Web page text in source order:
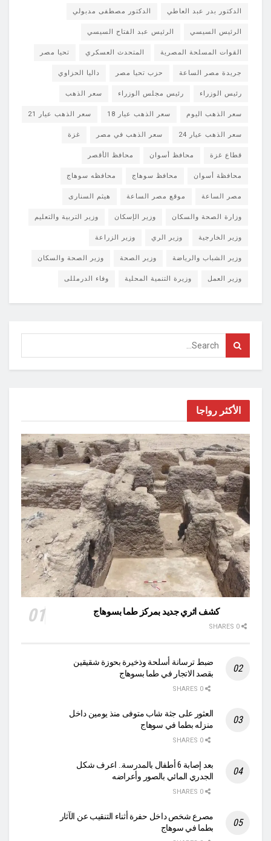
الدكتور بدر عبد العاطي الدكتور مصطفى مدبولي
الرئيس السيسي الرئيس عبد الفتاح السيسي
القوات المسلحة المصرية المتحدث العسكري تحيا مصر
جريدة مصر الساعة حزب تحيا مصر داليا الحزاوي
رئيس الوزراء رئيس مجلس الوزراء سعر الذهب
سعر الذهب اليوم سعر الذهب عيار 18 سعر الذهب عيار 21
سعر الذهب عيار 24 سعر الذهب في مصر غزة
قطاع غزة محافظ أسوان محافظ الأقصر
محافظة أسوان محافظ سوهاج محافظه سوهاج
مصر الساعة موقع مصر الساعة هيثم السنارى
وزارة الصحة والسكان وزير الإسكان وزير التربية والتعليم
وزير الخارجية وزير الري وزير الزراعة
وزير الشباب والرياضة وزير الصحة وزير الصحة والسكان
وزير العمل وزيرة التنمية المحلية وفاء الدرمللى
الأكثر رواجا
كشف اثري جديد بمركز طما بسوهاج
ضبط ترسانة أسلحة وذخيرة بحوزة شقيقين
بقصد الاتجار في طما بسوهاج
العثور على جثة شاب متوفى منذ يومين داخل
منزله بطما في سوهاج
بعد إصابة 6 أطفال بالمدرسة.. اعرف شكل
الجدري المائي بالصور وأعراضه
مصرع شخص داخل حفرة أثناء التنقيب عن الآثار
بطما في سوهاج